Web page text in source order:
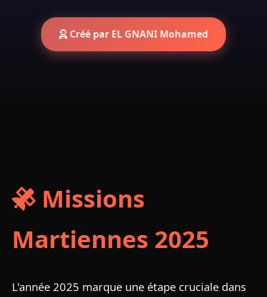
Créé par EL GNANI Mohamed
Missions
Martiennes 2025
L'année 2025 marque une étape cruciale dans